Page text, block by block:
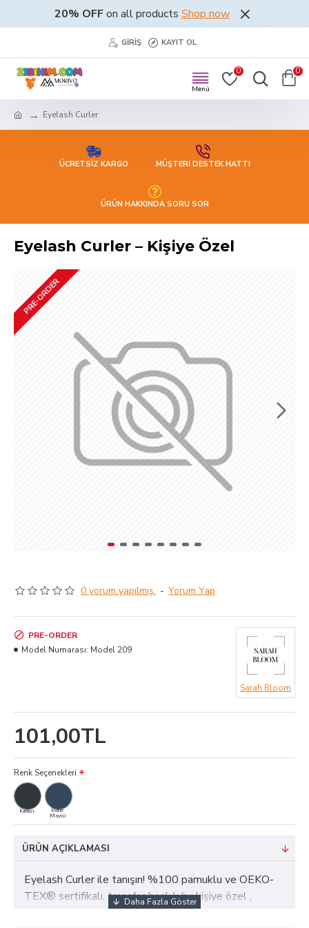
20% OFFon all products Shop now
GIRIŞ KAYIT OL
0 0
Eyelash Curler
ÜCRETSİZ KARGO MÜŞTERİ DESTEK HATTI
ÜRÜN HAKKINDA SORU SOR
Eyelash Curler – Kişiye Özel
PRE-ORDER
0 yorum yapılmış. - Yorum Yap
101,00TL
PRE-ORDER
Model Numarası: Model 209
Sarah Bloom
Renk Seçenekleri
Kırmızı Bebe
Mavisi
ÜRÜN AÇIKLAMASI
Eyelash Curler ile tanışın! %100 pamuklu ve OEKO-
TEX® sertifikalı, transfer baskılı bu kişiye özel ,
Morivo Tekstil’in deneyimli üretimiyle sağlıklı, konforlu